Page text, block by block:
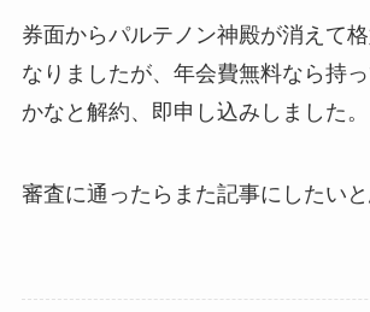
券面からパルテノン神殿が消えて
なりましたが、年会費無料なら持
かなと解約、即申し込みしました。
審査に通ったらまた記事にしたいと